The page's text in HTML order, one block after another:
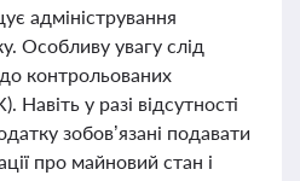
адміністрування
Особливу увагу слід
контрольованих
Навіть у разі відсутності
зобов’язані подавати
про майновий стан і